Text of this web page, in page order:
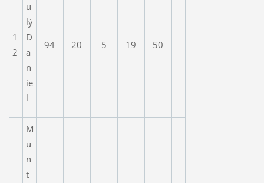
1
2
u
lý
D
a
n
ie
l
94 20 5 19 50
M
u
n
t